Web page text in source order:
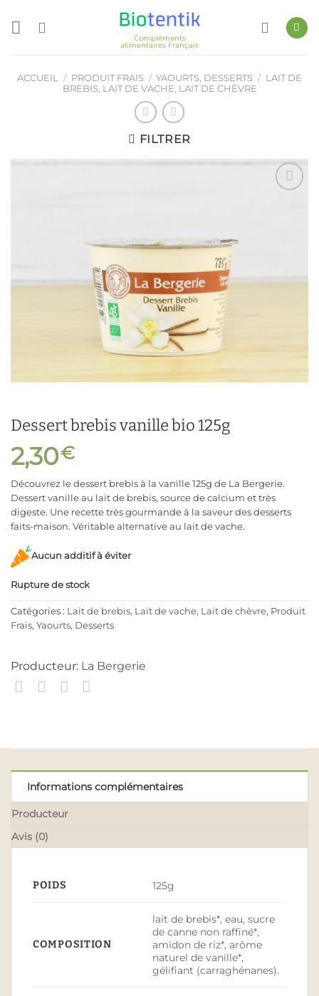
au
Compléments
alimentaires Français
ACCUEIL / PRODUIT FRAIS / YAOURTS, DESSERTS / LAIT DE
BREBIS, LAIT DE VACHE, LAIT DE CHÈVRE
FILTRER
Dessert brebis vanille bio 125g
2,30€
Découvrez le dessert brebis à la vanille 125g de La Bergerie.
Dessert vanille au lait de brebis, source de calcium et très
digeste. Une recette très gourmande à la saveur des desserts
faits-maison. Véritable alternative au lait de vache.
Aucun additif à éviter
Rupture de stock
Catégories : Lait de brebis, Lait de vache, Lait de chèvre, Produit
Frais, Yaourts, Desserts
Producteur: La Bergerie
Informations complémentaires
Producteur
Avis (0)
POIDS 125g
COMPOSITION
lait de brebis*, eau, sucre
de canne non raffiné*,
amidon de riz*, arôme
naturel de vanille*,
gélifiant (carraghénanes).